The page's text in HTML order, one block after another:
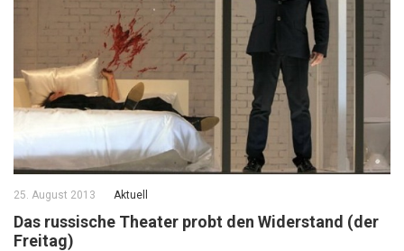
25. August 2013 Aktuell
Das russische Theater probt den Widerstand (der
Freitag)